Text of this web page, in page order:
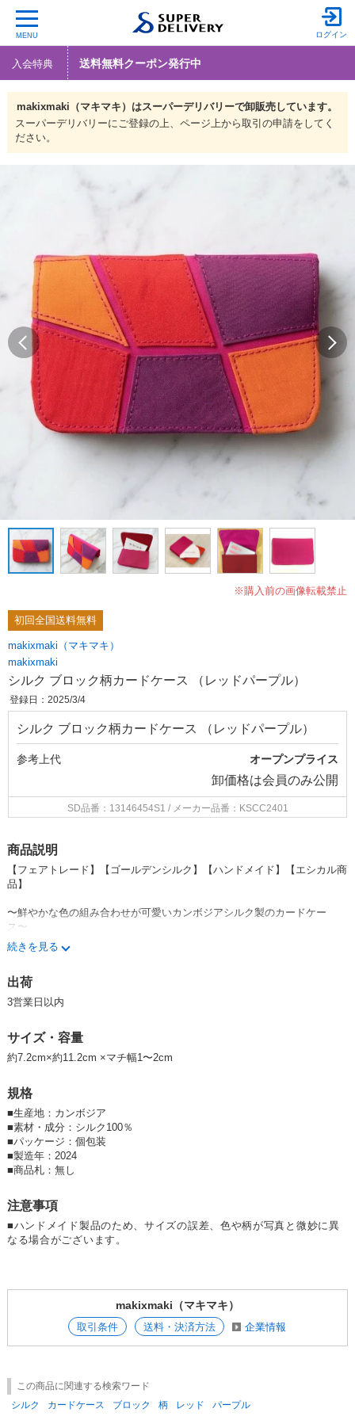
MENU ログイン
入会特典 送料無料クーポン発行中
makixmaki（マキマキ）はスーパーデリバリーで卸販売しています。
スーパーデリバリーにご登録の上、ページ上から取引の申請をしてく
ださい。
※購入前の画像転載禁止
初回全国送料無料
makixmaki（マキマキ）
makixmaki
シルク ブロック柄カードケース （レッドパープル）
登録日：2025/3/4
シルク ブロック柄カードケース （レッドパープル）
参考上代 オープンプライス
卸価格は会員のみ公開
SD品番：13146454S1 / メーカー品番：KSCC2401
商品説明
【フェアトレード】【ゴールデンシルク】【ハンドメイド】【エシカル商
品】
〜鮮やかな色の組み合わせが可愛いカンボジアシルク製のカードケー
ス〜
◆たっぷりカードが入る（マグネットで開閉）
◆シルク製だから軽い！
軽さが特長のシルク素材。マチ付きの大きなポケットで名刺などカード
鮮やかな色と柄は、名刺交換でも話題のきっかけになる個性的なデザイ
ン。名刺以外のカード入れとしてもGOOD！ちょっとした遊び心が欲しい
＜ひとつひとつ、手づくりから生まれるカンボジアシルク＞
ハンドメイドシルクの生産工程は、糸づくりからはじまります。カンボジ
アで伝統的にシルク産業が盛んなタケオ州の農村では、自給自足の家庭内
手工業が盛んに行われています。それぞれの家庭で蚕を飼って、繭を煮沸
して生糸を紡ぎ、草木などの自然の染料で糸染めをし、自宅の機織り機で
数十日もかけて数メートルのシルクの生地を織っていきます。そのシルク
上げていきます。
＜伝統的な「匠の技」と現代的なデザインが融合＞
シルクの生糸は、天然の染料で丁寧に染めあげているので自然な温もりと
い、豊かな文化と伝統を反映しています。熟練された手しごとだけではな
く、ユニークなデザインや色使いなども、独自の個性と風合いを与えてく
れます。カンボジアの伝統的なシルク産業の技法を活かしながら、現代の
※現地の工賃、原材料、運賃等の高騰のため、次回入荷より価格改定いた
します。ご了承ください。
続きを見る
出荷
3営業日以内
サイズ・容量
約7.2cm×約11.2cm ×マチ幅1〜2cm
規格
■生産地：カンボジア
■素材・成分：シルク100％
■パッケージ：個包装
■製造年：2024
■商品札：無し
注意事項
■ハンドメイド製品のため、サイズの誤差、色や柄が写真と微妙に異
なる場合がございます。
makixmaki（マキマキ）
取引条件 送料・決済方法 企業情報
この商品に関連する検索ワード
シルク
カードケース ブロック 柄 レッド パープル